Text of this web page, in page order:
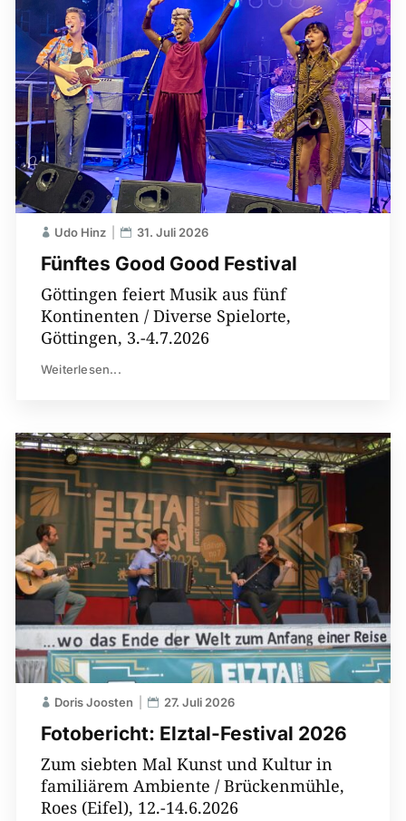
Fünftes Good Good Festival
Udo Hinz 31. Juli 2026
Göttingen feiert Musik aus fünf
Kontinenten / Diverse Spielorte,
Göttingen, 3.-4.7.2026
Weiterlesen...
Fotobericht: Elztal-Festival 2026
Doris Joosten 27. Juli 2026
Zum siebten Mal Kunst und Kultur in
familiärem Ambiente / Brückenmühle,
Roes (Eifel), 12.-14.6.2026